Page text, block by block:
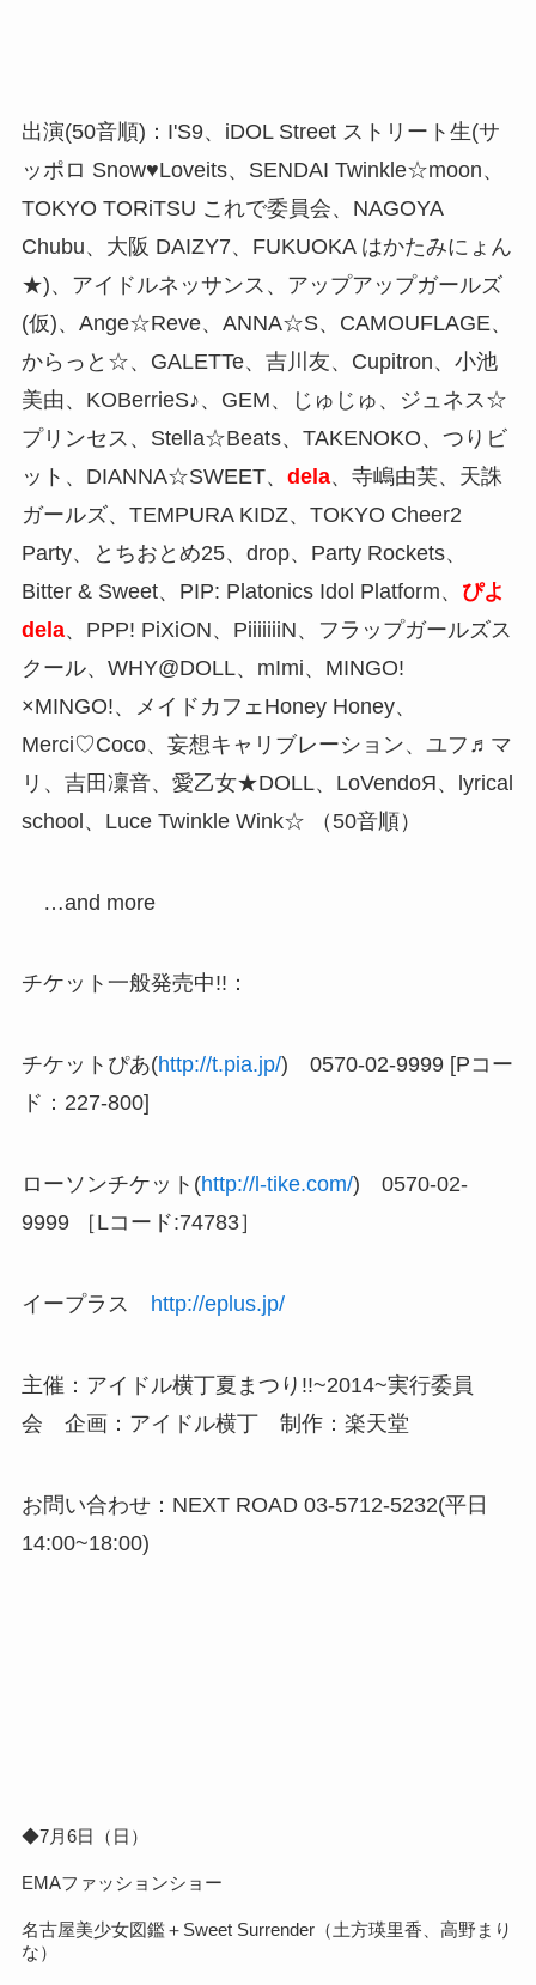
出演(50音順)：I'S9、iDOL Street ストリート生(サ
ッポロ Snow♥Loveits、SENDAI Twinkle☆moon、
TOKYO TORiTSU これで委員会、NAGOYA
Chubu、大阪 DAIZY7、FUKUOKA はかたみにょん
★)、アイドルネッサンス、アップアップガールズ
(仮)、Ange☆Reve、ANNA☆S、CAMOUFLAGE、
からっと☆、GALETTe、吉川友、Cupitron、小池
美由、KOBerrieS♪、GEM、じゅじゅ、ジュネス☆
プリンセス、Stella☆Beats、TAKENOKO、つりビ
ット、DIANNA☆SWEET、 dela、寺嶋由芙、天誅
ガールズ、TEMPURA KIDZ、TOKYO Cheer2
Party、とちおとめ25、drop、Party Rockets、
Bitter & Sweet、PIP: Platonics Idol Platform、 ぴよ
dela、PPP! PiXiON、PiiiiiiiN、フラップガールズス
クール、WHY@DOLL、mImi、MINGO!
×MINGO!、メイドカフェHoney Honey、
Merci♡Coco、妄想キャリブレーション、ユフ♬マ
リ、吉田凜音、愛乙女★DOLL、LoVendoЯ、lyrical
school、Luce Twinkle Wink☆ （50音順）
…and more
チケット一般発売中!!：
チケットぴあ(http://t.pia.jp/) 0570-02-9999 [Pコー
ド：227-800]
ローソンチケット(http://l-tike.com/) 0570-02-
9999 ［Lコード:74783］
イープラス http://eplus.jp/
主催：アイドル横丁夏まつり!!~2014~実行委員
会 企画：アイドル横丁 制作：楽天堂
お問い合わせ：NEXT ROAD 03-5712-5232(平日
14:00~18:00)
◆7月6日（日）
EMAファッションショー
名古屋美少女図鑑＋Sweet Surrender（土方瑛里香、高野まり
な）